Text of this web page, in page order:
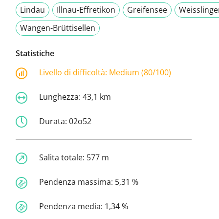
Lindau Illnau-Effretikon Greifensee
Wangen-Brüttisellen
Statistiche
Livello di difficoltà: Medium (80/100)
Lunghezza: 43,1 km
Durata: 02o52
Salita totale: 577 m
Pendenza massima: 5,31 %
Pendenza media: 1,34 %